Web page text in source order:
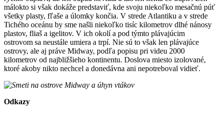
málokto si však dokáže predstaviť, kde svoju niekoľko mesačnú púť
všetky plasty, fľaše a úlomky končia. V strede Atlantiku a v strede
Tichého oceánu by sme našli niekoľko tisíc kilometrov dlhé nánosy
plastov, fliaš a igelitov. V ich okolí a pod týmto plávajúcim
ostrovom sa neustále umiera a trpí. Nie sú to však len plávajúce
ostrovy, ale aj práve Midway, podľa popisu pri videu 2000
kilometrov od najbližšieho kontinentu. Doslova miesto izolované,
ktoré akoby nikto nechcel a donedávna ani nepotreboval vidieť.
Odkazy